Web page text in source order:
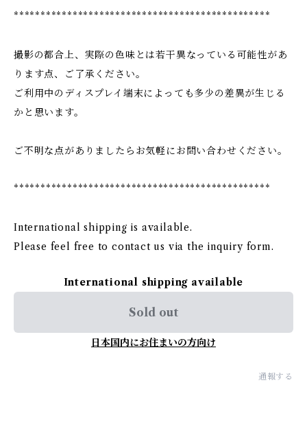
************************************************
撮影の都合上、実際の色味とは若干異なっている可能性があ
ります点、ご了承ください。
ご利用中のディスプレイ端末によっても多少の差異が生じる
かと思います。
ご不明な点がありましたらお気軽にお問い合わせください。
************************************************
International shipping is available.
Please feel free to contact us via the inquiry form.
International shipping available
Sold out
日本国内にお住まいの方向け
通報する